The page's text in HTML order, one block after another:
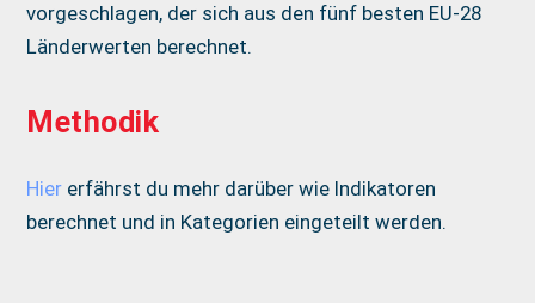
vorgeschlagen, der sich aus den fünf besten EU-28
Länderwerten berechnet.
Methodik
Hier erfährst du mehr darüber wie Indikatoren
berechnet und in Kategorien eingeteilt werden.